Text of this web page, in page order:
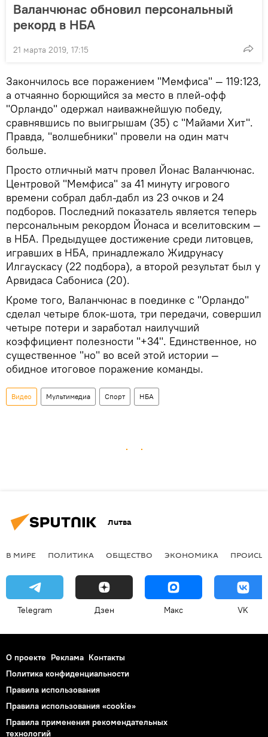
Валанчюнас обновил персональный
рекорд в НБА
21 марта 2019, 17:15
Закончилось все поражением "Мемфиса" — 119:123,
а отчаянно борющийся за место в плей-офф
"Орландо" одержал наиважнейшую победу,
сравнявшись по выигрышам (35) с "Майами Хит".
Правда, "волшебники" провели на один матч
больше.
Просто отличный матч провел Йонас Валанчюнас.
Центровой "Мемфиса" за 41 минуту игрового
времени собрал дабл-дабл из 23 очков и 24
подборов. Последний показатель является теперь
персональным рекордом Йонаса и вселитовским —
в НБА. Предыдущее достижение среди литовцев,
игравших в НБА, принадлежало Жидрунасу
Илгаускасу (22 подбора), а второй результат был у
Арвидаса Сабониса (20).
Кроме того, Валанчюнас в поединке с "Орландо"
сделал четыре блок-шота, три передачи, совершил
четыре потери и заработал наилучший
коэффициент полезности "+34". Единственное, но
существенное "но" во всей этой истории —
обидное итоговое поражение команды.
Видео Мультимедиа Спорт НБА
Литва
В МИРЕ ПОЛИТИКА ОБЩЕСТВО ЭКОНОМИКА
Telegram Дзен Макс VK
О проекте Реклама Контакты
Политика конфиденциальности
Правила использования
Правила использования «cookie»
Правила применения рекомендательных
технологий